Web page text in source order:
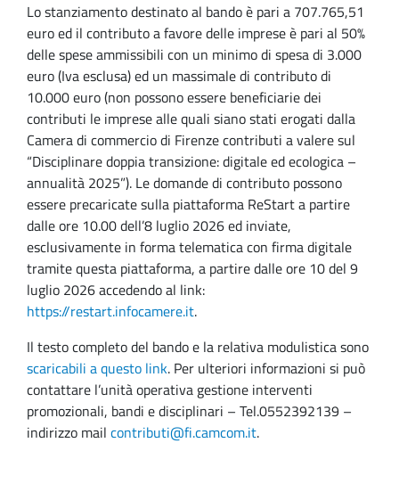
Lo stanziamento destinato al bando è pari a 707.765,51
euro ed il contributo a favore delle imprese è pari al 50%
delle spese ammissibili con un minimo di spesa di 3.000
euro (Iva esclusa) ed un massimale di contributo di
10.000 euro (non possono essere beneficiarie dei
contributi le imprese alle quali siano stati erogati dalla
Camera di commercio di Firenze contributi a valere sul
“Disciplinare doppia transizione: digitale ed ecologica –
annualità 2025”). Le domande di contributo possono
essere precaricate sulla piattaforma ReStart a partire
dalle ore 10.00 dell’8 luglio 2026 ed inviate,
esclusivamente in forma telematica con firma digitale
tramite questa piattaforma, a partire dalle ore 10 del 9
luglio 2026 accedendo al link:
https://restart.infocamere.it.
Il testo completo del bando e la relativa modulistica sono
scaricabili a questo link. Per ulteriori informazioni si può
contattare l’unità operativa gestione interventi
promozionali, bandi e disciplinari – Tel.0552392139 –
indirizzo mail contributi@fi.camcom.it.